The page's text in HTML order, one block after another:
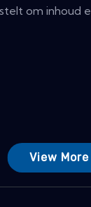
om inhoud
View More